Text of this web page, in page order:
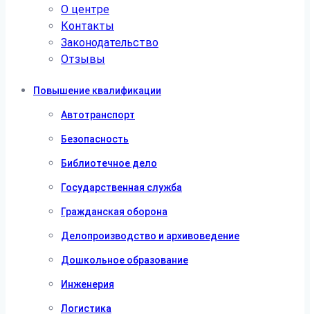
О центре
Контакты
Законодательство
Отзывы
Повышение квалификации
Автотранспорт
Безопасность
Библиотечное дело
Государственная служба
Гражданская оборона
Делопроизводство и архивоведение
Дошкольное образование
Инженерия
Логистика